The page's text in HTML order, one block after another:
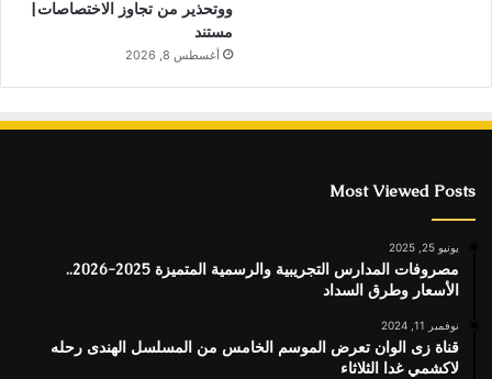
ووتحذير من تجاوز الاختصاصات|
مستند
أغسطس 8, 2026
Most Viewed Posts
يونيو 25, 2025
مصروفات المدارس التجريبية والرسمية المتميزة 2025-2026..
الأسعار وطرق السداد
نوفمبر 11, 2024
قناة زى الوان تعرض الموسم الخامس من المسلسل الهندى رحله
لاكشمي غدا الثلاثاء